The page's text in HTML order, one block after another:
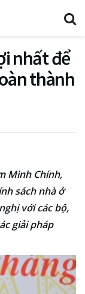
nhất để
thành
Minh Chính,
sách nhà ở
với các bộ,
giải pháp